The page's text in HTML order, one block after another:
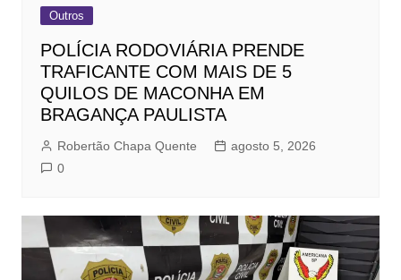
Outros
POLÍCIA RODOVIÁRIA PRENDE
TRAFICANTE COM MAIS DE 5
QUILOS DE MACONHA EM
BRAGANÇA PAULISTA
Robertão Chapa Quente
agosto 5, 2026
0